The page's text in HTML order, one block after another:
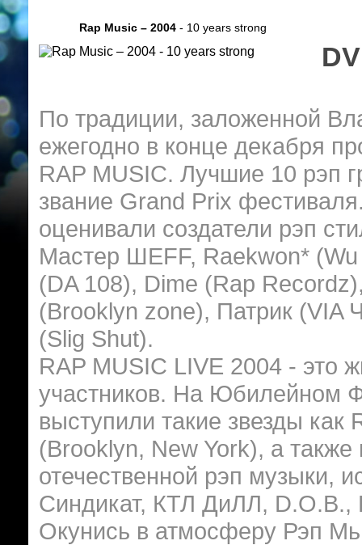
Rap Music – 2004 - 10 years strong
По традиции, заложенной
ежегодно в конце декабря
RAP MUSIC. Лучшие 10 рэп
звание Grand Prix
оценивали создатели рэп
Мастер ШЕFF, Raekwon*
(DA 108), Dime (Rap
(Brooklyn zone), Патрик
(Slig Shut).
RAP MUSIC LIVE 2004 - это
участников. На Юбилейном
выступили такие звезды
(Brooklyn, New York), а
отечественной рэп музыки,
Синдикат, КТЛ ДиЛЛ,
Окунись в атмосферу Рэп